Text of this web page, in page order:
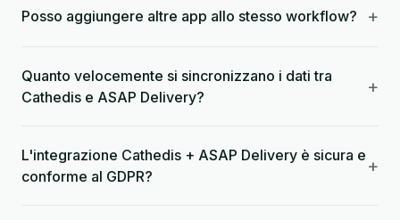
Posso aggiungere altre app allo stesso workflow? +
Quanto velocemente si sincronizzano i dati tra
Cathedis e ASAP Delivery?
+
L'integrazione Cathedis + ASAP Delivery è sicura e
conforme al GDPR?
+